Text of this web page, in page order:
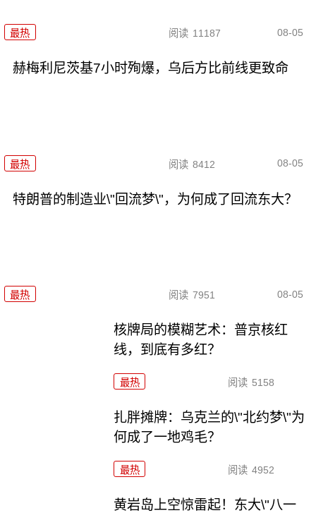
最热 阅读 11187 08-05
赫梅利尼茨基7小时殉爆，乌后方比前线更致命
最热 阅读 8412 08-05
特朗普的制造业\"回流梦\"，为何成了回流东大？
最热 阅读 7951 08-05
核牌局的模糊艺术：普京核红
线，到底有多红？
最热 阅读 5158
扎胖摊牌：乌克兰的\"北约梦\"为
何成了一地鸡毛？
最热 阅读 4952
黄岩岛上空惊雷起！东大\"八一